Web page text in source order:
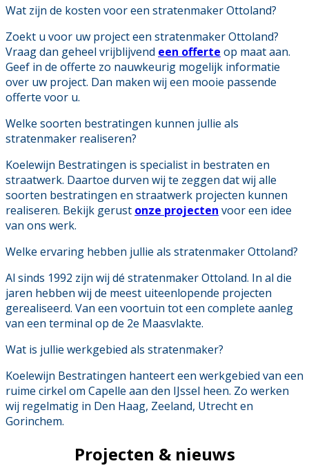
Wat zijn de kosten voor een stratenmaker Ottoland?
Zoekt u voor uw project een stratenmaker Ottoland?
Vraag dan geheel vrijblijvend een offerte op maat aan.
Geef in de offerte zo nauwkeurig mogelijk informatie
over uw project. Dan maken wij een mooie passende
offerte voor u.
Welke soorten bestratingen kunnen jullie als
stratenmaker realiseren?
Koelewijn Bestratingen is specialist in bestraten en
straatwerk. Daartoe durven wij te zeggen dat wij alle
soorten bestratingen en straatwerk projecten kunnen
realiseren. Bekijk gerust onze projecten voor een idee
van ons werk.
Welke ervaring hebben jullie als stratenmaker Ottoland?
Al sinds 1992 zijn wij dé stratenmaker Ottoland. In al die
jaren hebben wij de meest uiteenlopende projecten
gerealiseerd. Van een voortuin tot een complete aanleg
van een terminal op de 2e Maasvlakte.
Wat is jullie werkgebied als stratenmaker?
Koelewijn Bestratingen hanteert een werkgebied van een
ruime cirkel om Capelle aan den IJssel heen. Zo werken
wij regelmatig in Den Haag, Zeeland, Utrecht en
Gorinchem.
Projecten & nieuws